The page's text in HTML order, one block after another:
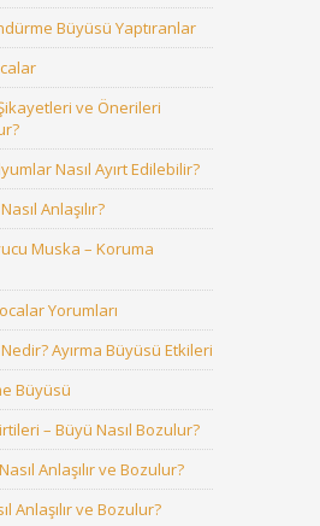
Büyüsü Yaptıranlar
ve Önerileri
Nasıl Ayırt Edilebilir?
Anlaşılır?
Muska – Koruma
Yorumları
Ayırma Büyüsü Etkileri
Büyüsü
– Büyü Nasıl Bozulur?
Anlaşılır ve Bozulur?
Anlaşılır ve Bozulur?